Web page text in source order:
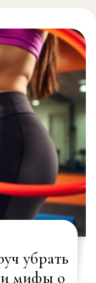
убрать
и мифы о